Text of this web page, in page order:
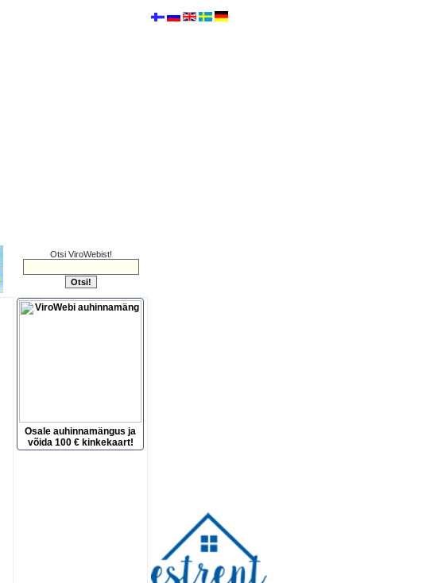
Otsi ViroWebist!
Osale auhinnamängus ja
võida 100 € kinkekaart!